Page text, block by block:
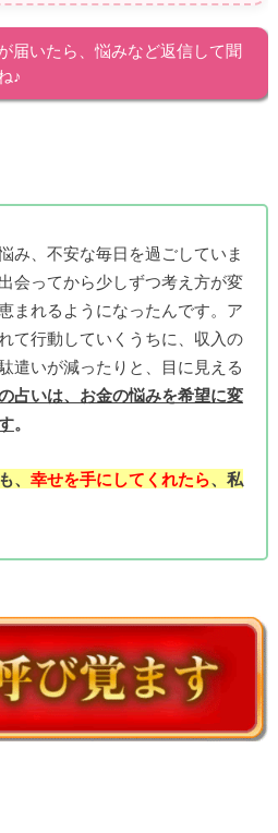
届いたら、悩みなど返信して聞
♪
み、不安な毎日を過ごしていま
会ってから少しずつ考え方が変
まれるようになったんです。ア
て行動していくうちに、収入の
遣いが減ったりと、目に見える
占いは、お金の悩みを希望に変
。
、 幸せを手にしてくれたら、私